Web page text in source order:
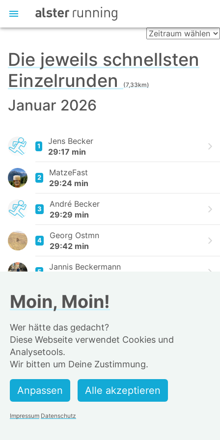
Die jeweils schnellsten
Einzelrunden
(7,33km)
Januar 2026
1
Jens Becker
29:17 min
2
MatzeFast
29:24 min
3
André Becker
29:29 min
4
Georg Ostmn
29:42 min
5
Jannis Beckermann
Lenn
31:42 min
NiSo
31:48 min
8
freerik
9
AlTeu
32:25 min
Moin, Moin!
Wer hätte das gedacht?
Diese Webseite verwendet Cookies und
Analysetools.
Wir bitten um Deine Zustimmung.
Impressum Datenschutz